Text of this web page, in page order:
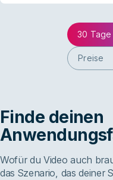
30
Preise
Finde deinen
Wofür du Video auch
das Szenario, das deiner